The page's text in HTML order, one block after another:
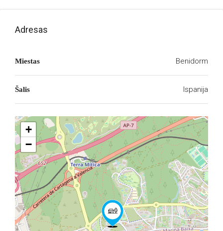
Adresas
Miestas Benidorm
Šalis Ispanija
+
−